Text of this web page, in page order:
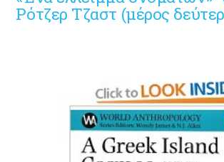
Ρότζερ Τζαστ (μέρος